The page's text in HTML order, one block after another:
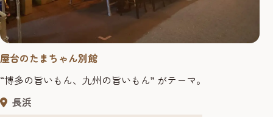
屋台のたまちゃん別館
“博多の旨いもん、九州の旨いもん” がテーマ。
長浜